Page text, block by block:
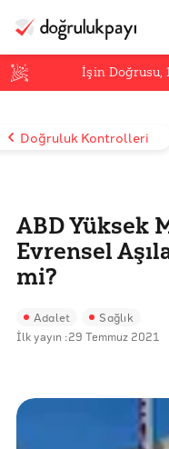
İşin Doğrusu,
Doğruluk Kontrolleri
ABD Yüksek
Evrensel
mi?
Adalet Sağlık
İlk yayın :29 Temmuz 2021